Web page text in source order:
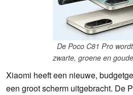
De Poco C81 Pro
zwarte, groene en
Xiaomi heeft een nieuwe,
een groot scherm uitgebracht. De